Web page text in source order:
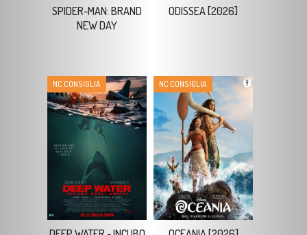
DEEP WATER - INCUBO
DAGLI ABISSI
OCEANIA [2026]